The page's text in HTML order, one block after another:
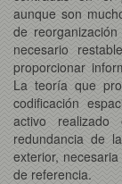
aunque son
de
necesario
proporcionar
La teoría que
codificación
activo realizado
redundancia de
exterior,
de referencia.